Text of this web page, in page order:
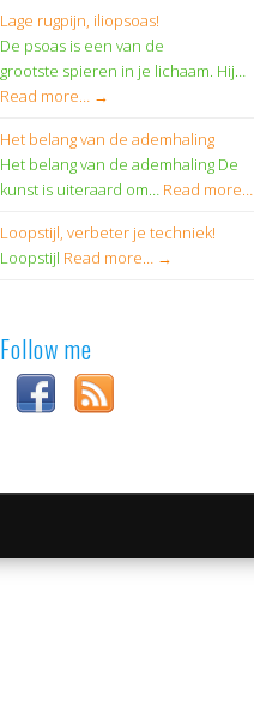
Lage rugpijn, iliopsoas!
De psoas is een van de
grootste spieren in je lichaam. Hij…
Read more… →
Het belang van de ademhaling
Het belang van de ademhaling De
kunst is uiteraard om… Read more…
Loopstijl, verbeter je techniek!
Loopstijl Read more… →
Follow me